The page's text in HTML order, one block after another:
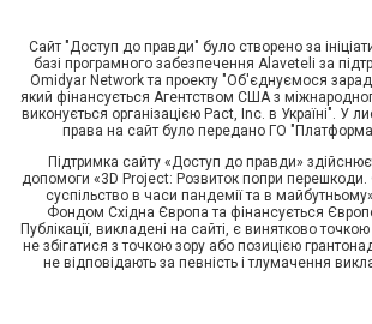
Сайт "Доступ до правди" було створено за
базі програмного забезпечення Alaveteli за
Omidyar Network та проекту "Об'єднуємося
який фінансується Агентством США з
виконується організацією Pact, Inc. в Україні". У
права на сайт було передано ГО
Підтримка сайту «Доступ до правди»
допомоги «3D Project: Розвиток попри перешкоди.
суспільство в часи пандемії та в
Фондом Східна Європа та фінансується
Публікації, викладені на сайті, є винятково
не збігатися з точкою зору або позицією
не відповідають за певність і тлумачення